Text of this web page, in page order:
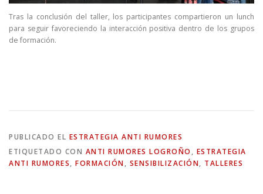
Tras la conclusión del taller, los participantes compartieron un lunch
para seguir favoreciendo la interacción positiva dentro de los grupos
de formación.
PUBLICADO EL ESTRATEGIA ANTI RUMORES
ETIQUETADO CON ANTI RUMORES LOGROÑO , ESTRATEGIA
ANTI RUMORES, FORMACIÓN, SENSIBILIZACIÓN, TALLERES